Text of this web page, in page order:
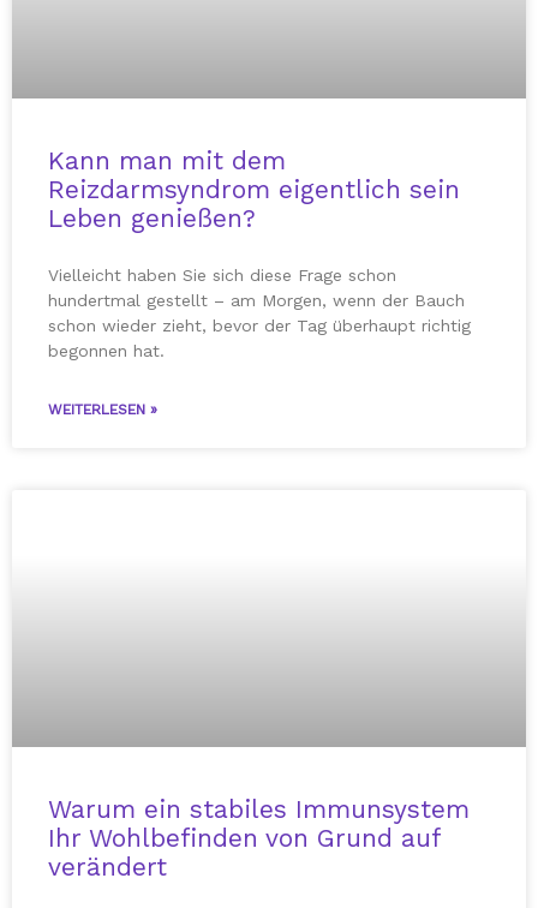
Kann man mit dem
Reizdarmsyndrom eigentlich sein
Leben genießen?
Vielleicht haben Sie sich diese Frage schon
hundertmal gestellt – am Morgen, wenn der Bauch
schon wieder zieht, bevor der Tag überhaupt richtig
begonnen hat.
WEITERLESEN »
Warum ein stabiles Immunsystem
Ihr Wohlbefinden von Grund auf
verändert